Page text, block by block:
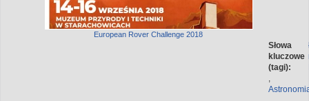
European Rover Challenge 2018
Słowa
kluczowe
(tagi):